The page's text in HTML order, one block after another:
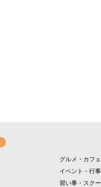
グルメ・カフェ
イベント・行事
習い事・スク